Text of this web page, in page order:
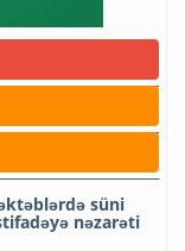
süni
nəzarəti